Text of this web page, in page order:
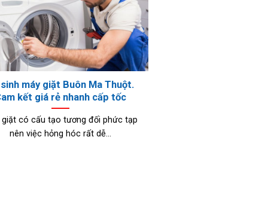
máy giặt Buôn Ma Thuột.
kết giá rẻ nhanh cấp tốc
giặt có cấu tạo tương đối phức tạp
nên việc hỏng hóc rất dễ...